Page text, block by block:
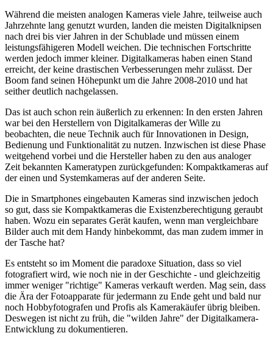
Während die meisten analogen Kameras viele Jahre, teilweise auch
Jahrzehnte lang genutzt wurden, landen die meisten Digitalknipsen
nach drei bis vier Jahren in der Schublade und müssen einem
leistungsfähigeren Modell weichen. Die technischen Fortschritte
werden jedoch immer kleiner. Digitalkameras haben einen Stand
erreicht, der keine drastischen Verbesserungen mehr zulässt. Der
Boom fand seinen Höhepunkt um die Jahre 2008-2010 und hat
seither deutlich nachgelassen.
Das ist auch schon rein äußerlich zu erkennen: In den ersten Jahren
war bei den Herstellern von Digitalkameras der Wille zu
beobachten, die neue Technik auch für Innovationen in Design,
Bedienung und Funktionalität zu nutzen. Inzwischen ist diese Phase
weitgehend vorbei und die Hersteller haben zu den aus analoger
Zeit bekannten Kameratypen zurückgefunden: Kompaktkameras auf
der einen und Systemkameras auf der anderen Seite.
Die in Smartphones eingebauten Kameras sind inzwischen jedoch
so gut, dass sie Kompaktkameras die Existenzberechtigung geraubt
haben. Wozu ein separates Gerät kaufen, wenn man vergleichbare
Bilder auch mit dem Handy hinbekommt, das man zudem immer in
der Tasche hat?
Es entsteht so im Moment die paradoxe Situation, dass so viel
fotografiert wird, wie noch nie in der Geschichte - und gleichzeitig
immer weniger "richtige" Kameras verkauft werden. Mag sein, dass
die Ära der Fotoapparate für jedermann zu Ende geht und bald nur
noch Hobbyfotografen und Profis als Kamerakäufer übrig bleiben.
Deswegen ist nicht zu früh, die "wilden Jahre" der Digitalkamera-
Entwicklung zu dokumentieren.